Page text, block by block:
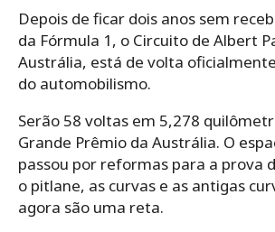
Depois de ficar dois anos sem
da Fórmula 1, o Circuito de Albert
Austrália, está de volta
do automobilismo.
Serão 58 voltas em 5,278
Grande Prêmio da Austrália. O
passou por reformas para a prova
o pitlane, as curvas e as antigas
agora são uma reta.